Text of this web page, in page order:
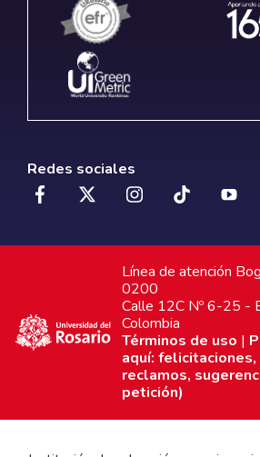
Redes sociales
Línea de atención
0200
Calle 12C Nº 6-25 -
Colombia
Términos de uso |
aquí: felicitaciones,
reclamos,
petición)